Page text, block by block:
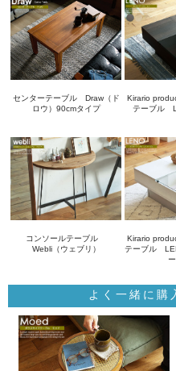
センターテーブル Draw（ド
ロウ）90cmタイプ
Kirario
テーブル
コンソールテーブル
Webli（ウェブリ）
Kirario
テーブル
よく一緒に購